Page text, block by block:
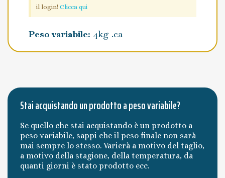
il login! Clicca qui
Peso variabile: 4kg .ca
Stai acquistando un prodotto a peso variabile?
Se quello che stai acquistando è un prodotto a
peso variabile, sappi che il peso finale non sarà
mai sempre lo stesso. Varierà a motivo del taglio,
a motivo della stagione, della temperatura, da
quanti giorni è stato prodotto ecc.